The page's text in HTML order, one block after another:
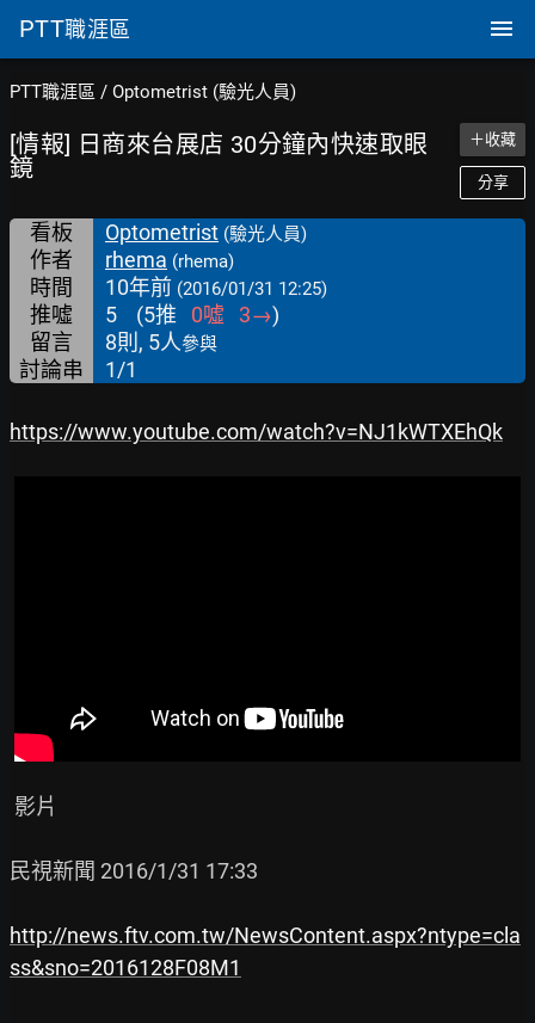
PTT職涯區
PTT職涯區 / Optometrist (驗光人員)
[情報] 日商來台展店 30分鐘內快速取眼
鏡
＋收藏
分享
看板 Optometrist (驗光人員)
作者 rhema (rhema)
時間 10年前 (2016/01/31 12:25)
推噓 5 (5推 0噓 3→)
留言
8則, 5人參與
討論串 1/1
https://www.youtube.com/watch?v=NJ1kWTXEhQk
民視新聞 2016/1/31 17:33
http://news.ftv.com.tw/NewsContent.aspx?ntype=cla
ss&sno=2016128F08M1